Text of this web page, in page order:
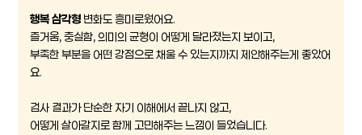
행복 삼각형 변화도 흥미로웠어요.
즐거움, 충실함, 의미의 균형이 어떻게 달라졌는지 보이고,
부족한 부분을 어떤 강점으로 채울 수 있는지까지 제안해주는게 좋았어
요.
검사 결과가 단순한 자기 이해에서 끝나지 않고,
어떻게 살아갈지로 함께 고민해주는 느낌이 들었습니다.